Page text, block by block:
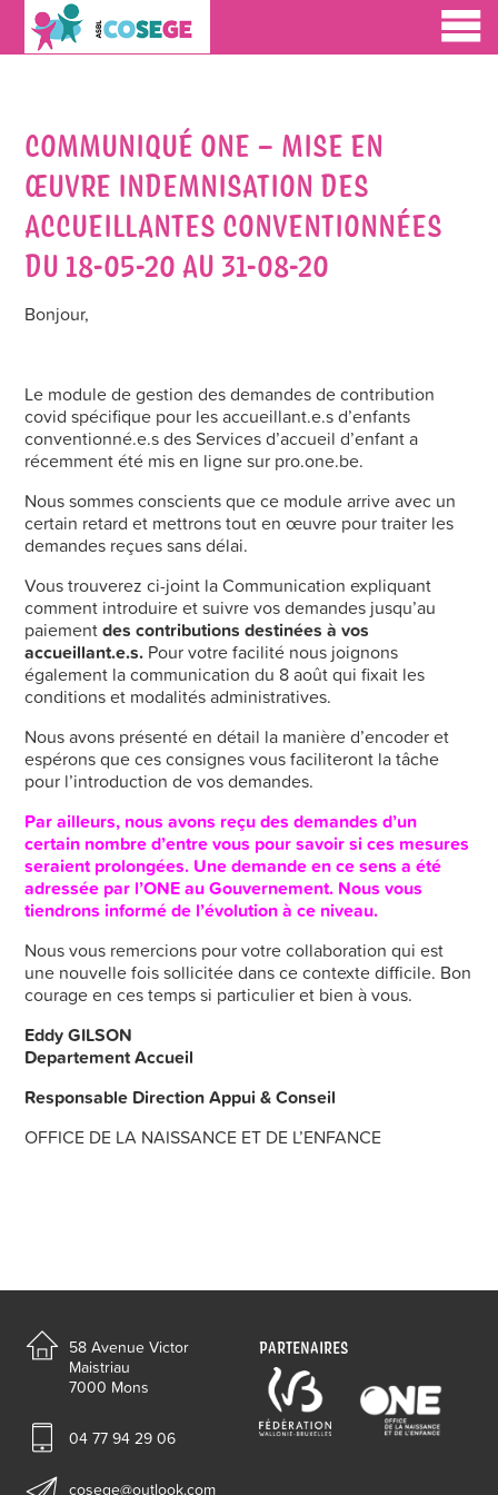
COMMUNIQUÉ ONE – MISE EN
ŒUVRE INDEMNISATION DES
ACCUEILLANTES CONVENTIONNÉES
DU 18-05-20 AU 31-08-20
Bonjour,
Le module de gestion des demandes de contribution
covid spécifique pour les accueillant.e.s d’enfants
conventionné.e.s des Services d’accueil d’enfant a
récemment été mis en ligne sur pro.one.be.
Nous sommes conscients que ce module arrive avec un
certain retard et mettrons tout en œuvre pour traiter les
demandes reçues sans délai.
Vous trouverez ci-joint la Communication expliquant
comment introduire et suivre vos demandes jusqu’au
paiementdes contributions destinées à vos
accueillant.e.s. Pour votre facilité nous joignons
également la communication du 8 août qui fixait les
conditions et modalités administratives.
Nous avons présenté en détail la manière d’encoder et
espérons que ces consignes vous faciliteront la tâche
pour l’introduction de vos demandes.
Par ailleurs, nous avons reçu des demandes d’un
certain nombre d’entre vous pour savoir si ces mesures
seraient prolongées. Une demande en ce sens a été
adressée par l’ONE au Gouvernement. Nous vous
tiendrons informé de l’évolution à ce niveau.
Nous vous remercions pour votre collaboration qui est
une nouvelle fois sollicitée dans ce contexte difficile. Bon
courage en ces temps si particulier et bien à vous.
Eddy GILSON
Departement Accueil
Responsable Direction Appui & Conseil
OFFICE DE LA NAISSANCE ET DE L’ENFANCE
58 Avenue Victor
Maistriau
7000 Mons
04 77 94 29 06
cosege@outlook.com
PARTENAIRES